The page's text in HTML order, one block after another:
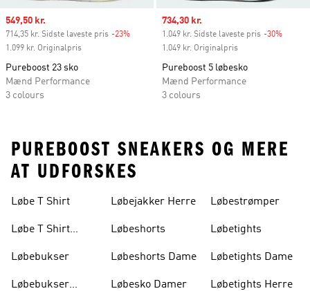
Sale price
549,50 kr.
714,35 kr. Sidste laveste pris -23%
1.099 kr. Originalpris
Pureboost 23 sko
Mænd Performance
3 colours
Sale price
734,30 kr.
1.049 kr. Sidste laveste pris -30%
1.049 kr. Originalpris
Pureboost 5 løbesko
Mænd Performance
3 colours
PUREBOOST SNEAKERS OG MERE
AT UDFORSKES
Løbe T Shirt
Løbe T Shirt
Løbebukser
Løbebukser
Løbejakker Herre
Løbeshorts
Løbeshorts Dame
Løbesko Damer
Løbestrømper
Løbetights
Løbetights Dame
Løbetights Herre